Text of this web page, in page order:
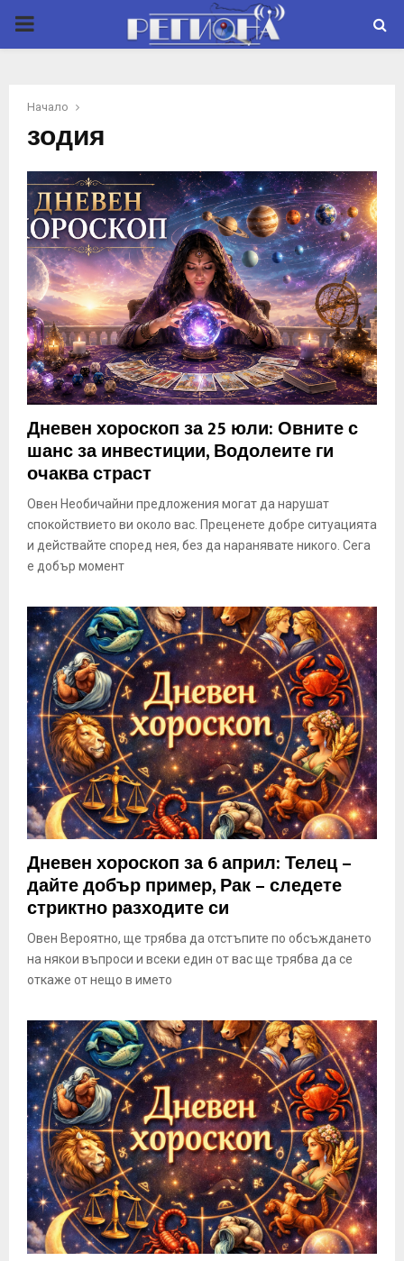
P
M
A
Y
M
N
U
Начало
зодия
Дневен хороскоп за 25 юли: Овните с
шанс за инвестиции, Водолеите ги
очаква страст
Овен Необичайни предложения могат да нарушат
спокойствието ви около вас. Преценете добре ситуацията
и действайте според нея, без да наранявате никого. Сега
е добър момент
Дневен хороскоп за 6 април: Телец –
дайте добър пример, Рак – следете
стриктно разходите си
Овен Вероятно, ще трябва да отстъпите по обсъждането
на някои въпроси и всеки един от вас ще трябва да се
откаже от нещо в името